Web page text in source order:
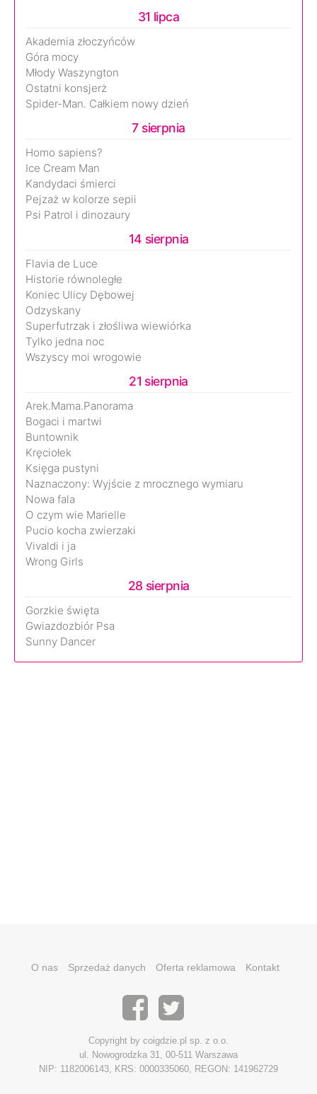
31 lipca
Akademia złoczyńców
Góra mocy
Młody Waszyngton
Ostatni konsjerż
Spider-Man. Całkiem nowy dzień
7 sierpnia
Homo sapiens?
Ice Cream Man
Kandydaci śmierci
Pejzaż w kolorze sepii
Psi Patrol i dinozaury
14 sierpnia
Flavia de Luce
Historie równoległe
Koniec Ulicy Dębowej
Odzyskany
Superfutrzak i złośliwa wiewiórka
Tylko jedna noc
Wszyscy moi wrogowie
21 sierpnia
Arek.Mama.Panorama
Bogaci i martwi
Buntownik
Kręciołek
Księga pustyni
Naznaczony: Wyjście z mrocznego wymiaru
Nowa fala
O czym wie Marielle
Pucio kocha zwierzaki
Vivaldi i ja
Wrong Girls
28 sierpnia
Gorzkie święta
Gwiazdozbiór Psa
Sunny Dancer
O nas Sprzedaż danych Oferta reklamowa Kontakt
Copyright by coigdzie.pl sp. z o.o.
ul. Nowogrodzka 31, 00-511 Warszawa
NIP: 1182006143, KRS: 0000335060, REGON: 141962729